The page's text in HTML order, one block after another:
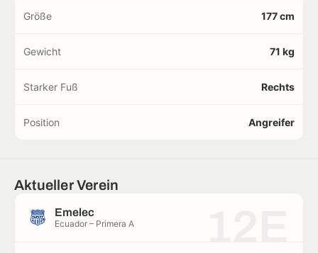
Größe 177 cm
Gewicht 71 kg
Starker Fuß Rechts
Position Angreifer
Aktueller Verein
Emelec
Ecuador – Primera A